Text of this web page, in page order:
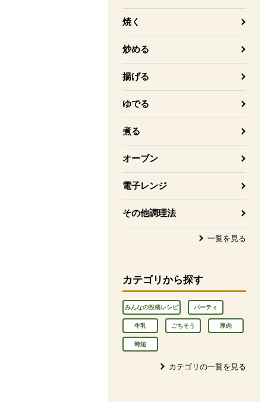
焼く
炒める
揚げる
ゆでる
煮る
オーブン
電子レンジ
その他調理法
一覧を見る
カテゴリから探す
みんなの投稿レシピ パーティ
牛乳 ごちそう 豚肉
時短
カテゴリの一覧を見る